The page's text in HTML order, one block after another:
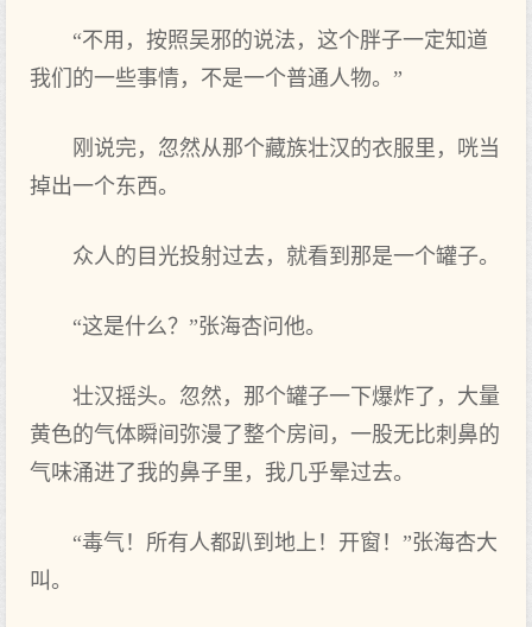
“不用，按照吴邪的说法，这个胖子一定知道
我们的一些事情，不是一个普通人物。”
刚说完，忽然从那个藏族壮汉的衣服里，咣当
掉出一个东西。
众人的目光投射过去，就看到那是一个罐子。
“这是什么？”张海杏问他。
壮汉摇头。忽然，那个罐子一下爆炸了，大量
黄色的气体瞬间弥漫了整个房间，一股无比刺鼻的
气味涌进了我的鼻子里，我几乎晕过去。
“毒气！所有人都趴到地上！开窗！”张海杏大
叫。